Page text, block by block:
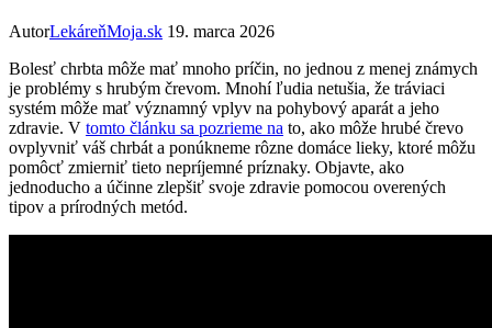
AutorLekáreňMoja.sk 19. marca 2026
Bolesť chrbta môže mať mnoho príčin, no jednou z menej známych
je problémy s hrubým črevom. Mnohí ľudia netušia, že tráviaci
systém môže mať významný vplyv na pohybový aparát a jeho
zdravie. V tomto článku sa pozrieme na to, ako môže hrubé črevo
ovplyvniť váš chrbát a ponúkneme rôzne domáce lieky, ktoré môžu
pomôcť zmierniť tieto nepríjemné príznaky. Objavte, ako
jednoducho a účinne zlepšiť svoje zdravie pomocou overených
tipov a prírodných metód.